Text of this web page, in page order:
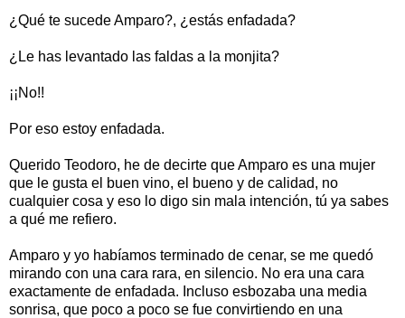
¿Qué te sucede Amparo?, ¿estás enfadada?
¿Le has levantado las faldas a la monjita?
¡¡No!!
Por eso estoy enfadada.
Querido Teodoro, he de decirte que Amparo es una mujer
que le gusta el buen vino, el bueno y de calidad, no
cualquier cosa y eso lo digo sin mala intención, tú ya sabes
a qué me refiero.
Amparo y yo habíamos terminado de cenar, se me quedó
mirando con una cara rara, en silencio. No era una cara
exactamente de enfadada. Incluso esbozaba una media
sonrisa, que poco a poco se fue convirtiendo en una